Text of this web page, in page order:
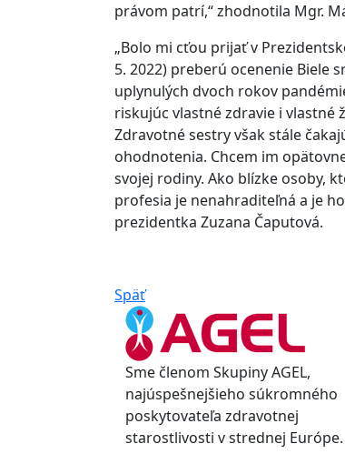
právom patrí,“ zhodnotila Mgr.
„Bolo mi cťou prijať v
5. 2022) preberú ocenenie Biele
uplynulých dvoch rokov
riskujúc vlastné zdravie i vlastné
Zdravotné sestry však stále
ohodnotenia. Chcem im
svojej rodiny. Ako blízke osoby,
profesia je nenahraditeľná a je
prezidentka Zuzana Čaputová.
Späť
Sme členom Skupiny AGEL,
najúspešnejšieho súkromného
poskytovateľa zdravotnej
starostlivosti v strednej Európe.